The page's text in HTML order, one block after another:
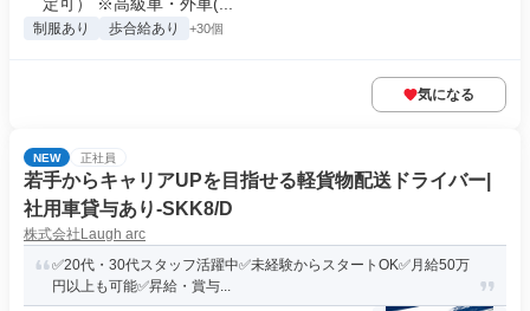
制服あり 歩合給あり +30個
気になる
NEW 正社員
若手からキャリアUPを目指せる軽貨物配送ドライバー|
社用車貸与あり-SKK8/D
株式会社Laugh arc
✅20代・30代スタッフ活躍中✅未経験からスタートOK✅月給50万
円以上も可能✅昇給・賞与...